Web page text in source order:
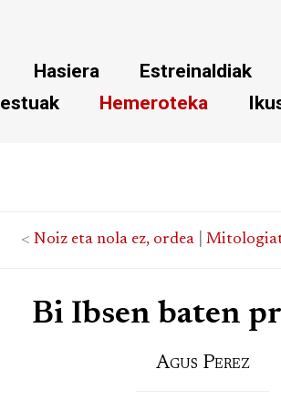
Hasiera Estreinaldiak
Hemeroteka
< Noiz eta nola ez, ordea
Bi Ibsen baten
Agus Perez